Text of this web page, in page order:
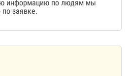
информацию по людям мы
заявке.